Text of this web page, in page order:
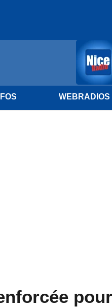
WEBRADIOS